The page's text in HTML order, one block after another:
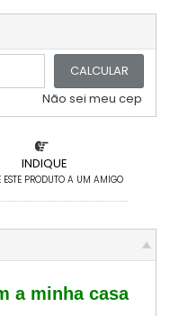
INDIQUE
ESTE PRODUTO A UM AMIGO
....
CALCULAR
Não sei meu cep
a minha casa